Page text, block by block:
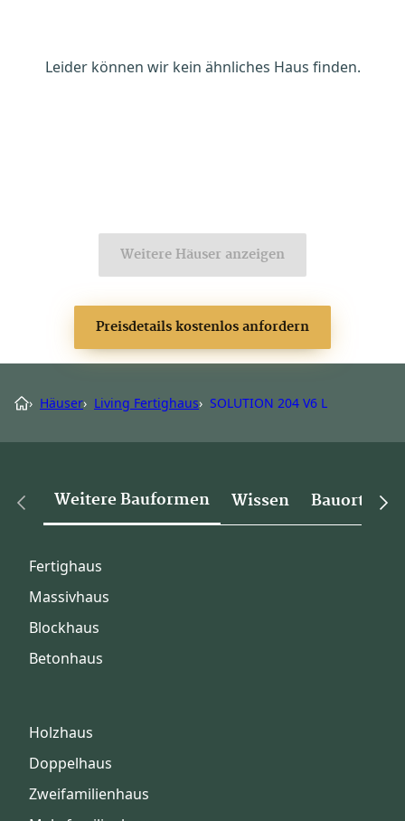
Leider können wir kein ähnliches Haus finden.
Weitere Häuser anzeigen
Preisdetails kostenlos anfordern
› Häuser› Living Fertighaus› SOLUTION 204 V6 L
Weitere Bauformen Wissen Bauorte
Fertighaus
Massivhaus
Blockhaus
Betonhaus
Holzhaus
Doppelhaus
Zweifamilienhaus